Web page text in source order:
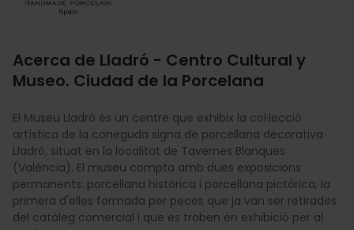
Acerca de Lladró - Centro Cultural y
Museo. Ciudad de la Porcelana
El Museu Lladró és un centre que exhibix la col·lecció
artística de la coneguda signa de porcellana decorativa
Lladró, situat en la localitat de Tavernes Blanques
(València). El museu compta amb dues exposicions
permanents: porcellana històrica i porcellana pictòrica, la
primera d'elles formada per peces que ja van ser retirades
del catàleg comercial i que es troben en exhibició per al